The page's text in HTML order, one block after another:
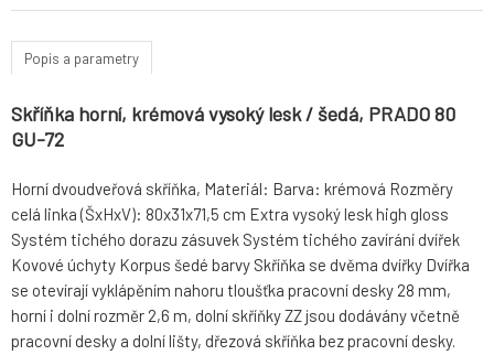
Popis a parametry
Skříňka horní, krémová vysoký lesk / šedá, PRADO 80
GU-72
Horní dvoudveřová skříňka, Materiál: Barva: krémová Rozměry
celá linka (ŠxHxV): 80x31x71,5 cm Extra vysoký lesk high gloss
Systém tichého dorazu zásuvek Systém tichého zavírání dvířek
Kovové úchyty Korpus šedé barvy Skříňka se dvěma dvířky Dvířka
se otevírají vyklápěním nahoru tloušťka pracovní desky 28 mm,
horní i dolní rozměr 2,6 m, dolní skříňky ZZ jsou dodávány včetně
pracovní desky a dolní lišty, dřezová skříňka bez pracovní desky.